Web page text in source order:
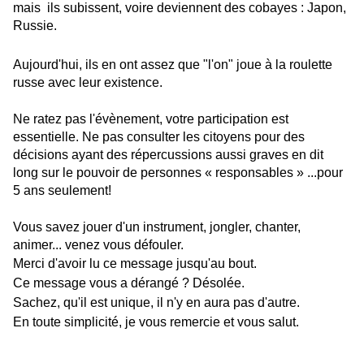
mais ils subissent, voire deviennent des cobayes : Japon,
Russie.
Aujourd'hui, ils en ont assez que "l'on" joue à la roulette
russe avec leur existence.
Ne ratez pas l'évènement, votre participation est
essentielle. Ne pas consulter les citoyens pour des
décisions ayant des répercussions aussi graves en dit
long sur le pouvoir de personnes « responsables » ...pour
5 ans seulement!
Vous savez jouer d'un instrument, jongler, chanter,
animer... venez vous défouler.
Merci d'avoir lu ce message jusqu'au bout.
Ce message vous a dérangé ? Désolée.
Sachez, qu'il est unique, il n'y en aura pas d'autre.
En toute simplicité, je vous remercie et vous salut.